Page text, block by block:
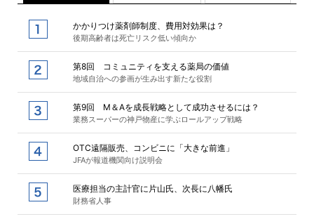
かかりつけ薬剤師制度、費用対効果は？
後期高齢者は死亡リスク低い傾向か
第8回 コミュニティを支える薬局の価値
地域自治への参画が生み出す新たな役割
第9回 M＆Aを成長戦略として成功させるには？
業務スーパーの神戸物産に学ぶロールアップ戦略
OTC遠隔販売、コンビニに「大きな前進」
JFAが報道機関向け説明会
医療担当の主計官に片山氏、次長に八幡氏
財務省人事